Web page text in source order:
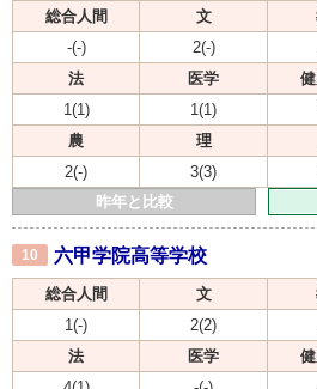
総合人間 文
-(-)
2(-)
法
医学
1(1)
1(1)
農
理
2(-)
3(3)
昨年と比較
10 六甲学院高等学校
総合人間 文
1(-)
2(2)
法
医学